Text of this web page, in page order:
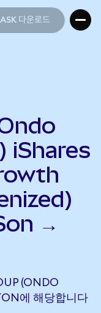
다운로드
iShares
→
(ONDO
에 해당합니다